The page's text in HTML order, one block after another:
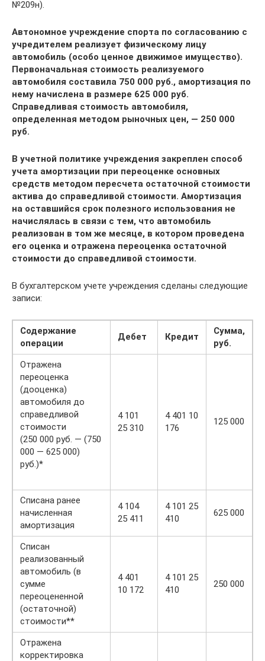
№209н).
Автономное учреждение спорта по согласованию с
учредителем реализует физическому лицу
автомобиль (особо ценное движимое имущество).
Первоначальная стоимость реализуемого
автомобиля составила 750 000 руб., амортизация по
нему начислена в размере 625 000 руб.
Справедливая стоимость автомобиля,
определенная методом рыночных цен, — 250 000
руб.
В учетной политике учреждения закреплен способ
учета амортизации при переоценке основных
средств методом пересчета остаточной стоимости
актива до справедливой стоимости. Амортизация
на оставшийся срок полезного использования не
начислялась в связи с тем, что автомобиль
реализован в том же месяце, в котором проведена
его оценка и отражена переоценка остаточной
стоимости до справедливой стоимости.
В бухгалтерском учете учреждения сделаны следующие
записи:
Содержание
операции
Дебет Кредит
Сумма,
руб.
Отражена
переоценка
(дооценка)
автомобиля до
справедливой
стоимости
(250 000 руб. — (750
000 — 625 000)
руб.)*
4 101
25 310
4 401 10
176
125 000
Списана ранее
начисленная
амортизация
4 104
25 411
4 101 25
410
625 000
Списан
реализованный
автомобиль (в
сумме
переоцененной
(остаточной)
стоимости**
4 401
10 172
4 101 25
410
250 000
Отражена
корректировка